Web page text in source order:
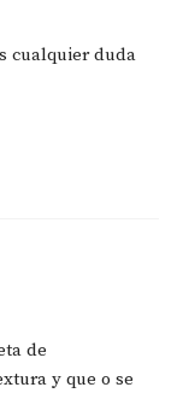
cualquier duda
de
y que o se